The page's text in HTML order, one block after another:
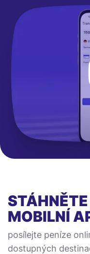
MOBILNÍ
posílejte peníze
dostupných